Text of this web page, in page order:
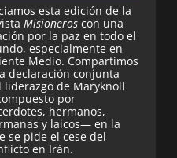
esta edición de la
Misioneros con una
por la paz en todo el
especialmente en
Medio. Compartimos
declaración conjunta
liderazgo de Maryknoll
por
hermanos,
y laicos— en la
se pide el cese del
en Irán.